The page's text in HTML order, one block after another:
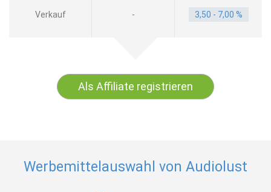
Verkauf - 3,50 - 7,00 %
Als Affiliate registrieren
Werbemittelauswahl von Audiolust